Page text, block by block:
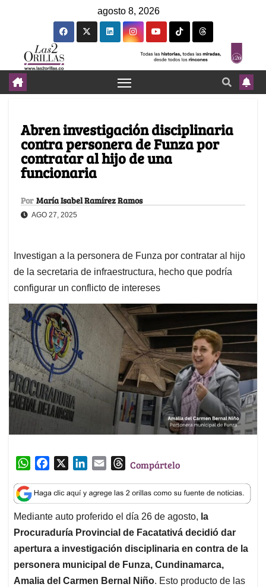
agosto 8, 2026
Abren investigación disciplinaria
contra personera de Funza por
contratar al hijo de una
funcionaria
Por María Isabel Ramírez Ramos
AGO 27, 2025
Investigan a la personera de Funza por contratar al hijo
de la secretaria de infraestructura, hecho que podría
configurar un conflicto de intereses
W
a
t
s
A
p
p
c
e
b
o
o
k
n
k
e
d
I
n
a
i
l
T
r
e
a
d
s
Compártelo
Mediante auto proferido el día 26 de agosto, la
Procuraduría Provincial de Facatativá decidió dar
apertura a investigación disciplinaria en contra de la
personera municipal de Funza, Cundinamarca,
Amalia del Carmen Bernal Niño. Esto producto de las